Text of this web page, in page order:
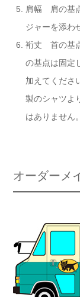
肩幅 肩の基
ジャーを添わ
裄丈 首の基
の基点は固定
加えてくださ
製のシャツよ
はありません。
オーダーメ